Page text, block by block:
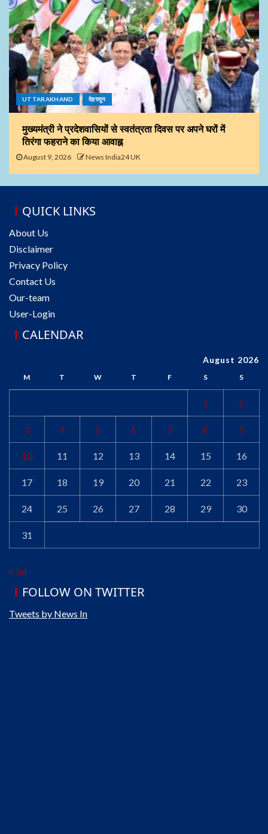
UTTARAKHAND देहरादून
मुख्यमंत्री ने प्रदेशवासियों से स्वतंत्रता दिवस पर अपने घरों में
तिरंगा फहराने का किया आवाह्न
August 9, 2026 News India24 UK
QUICK LINKS
About Us
Disclaimer
Privacy Policy
Contact Us
Our-team
User-Login
CALENDAR
August 2026
M T W T F S S
1 2
3 4 5 6 7 8 9
10 11 12 13 14 15 16
17 18 19 20 21 22 23
24 25 26 27 28 29 30
31
« Jul
FOLLOW ON TWITTER
Tweets by News In